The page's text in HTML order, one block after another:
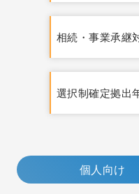
相続・事業承継
選択制確定拠出
個人向け